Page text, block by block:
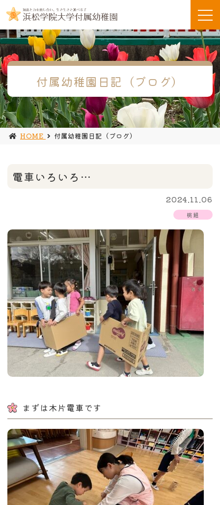
付属幼稚園日記（ブログ）
HOME 付属幼稚園日記（ブログ）
電車いろいろ…
2024.11.06
桃組
まずは木片電車です